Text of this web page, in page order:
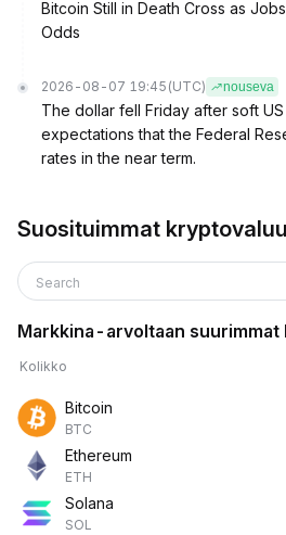
Bitcoin Still in Death Cross as
Odds
2026-08-07 19:45 (UTC) nouseva
The dollar fell Friday after soft
expectations that the Federal
rates in the near term.
Suosituimmat
Search
Markkina-arvoltaan
Kolikko
Bitcoin
BTC
Ethereum
ETH
Solana
SOL